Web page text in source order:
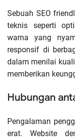
Sebuah SEO
teknis seperti
warna yang
responsif di
dalam menilai
memberikan
Hubungan
Pengalaman
erat. Website